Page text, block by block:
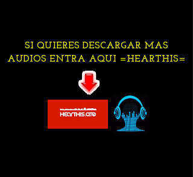
SI QUIERES DESCARGAR MAS
AUDIOS ENTRA AQUI =HEARTHIS=